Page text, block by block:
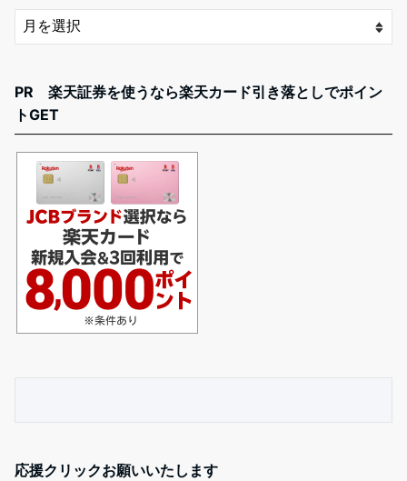
PR 楽天証券を使うなら楽天カード引き落としでポイン
トGET
応援クリックお願いいたします